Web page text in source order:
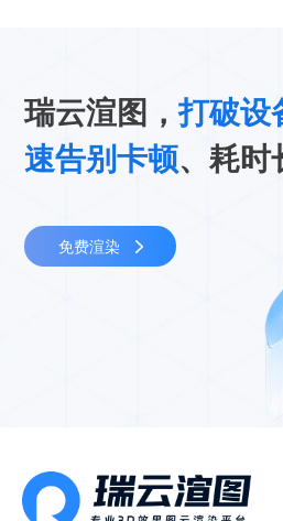
瑞云渲图，打破设
速告别卡顿、耗时
免费渲染